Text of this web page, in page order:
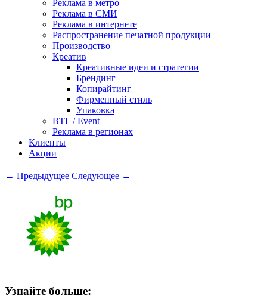
Реклама в метро
Реклама в СМИ
Реклама в интернете
Распространение печатной продукции
Производство
Креатив
Креативные идеи и стратегии
Брендинг
Копирайтинг
Фирменный стиль
Упаковка
BTL / Event
Реклама в регионах
Клиенты
Акции
← Предыдущее Следующее →
Узнайте больше: